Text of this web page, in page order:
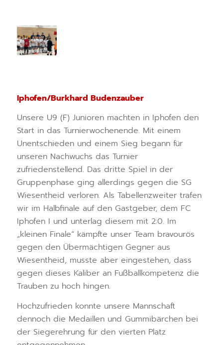
Iphofen/Burkhard Budenzauber
Unsere U9 (F) Junioren machten in Iphofen den
Start in das Turnierwochenende. Mit einem
Unentschieden und einem Sieg begann für
unseren Nachwuchs das Turnier
zufriedenstellend. Das dritte Spiel in der
Gruppenphase ging allerdings gegen die SG
Wiesentheid verloren. Als Tabellenzweiter trafen
wir im Halbfinale auf den Gastgeber, dem FC
Iphofen I und unterlag diesem mit 2:0. Im
„kleinen Finale“ kämpfte unser Team bravourös
gegen den Übermächtigen Gegner aus
Wiesentheid, musste aber eingestehen, dass
gegen dieses Kaliber an Fußballkompetenz die
Trauben zu hoch hingen.
Hochzufrieden konnte unsere Mannschaft
dennoch die Medaillen und Gummibärchen bei
der Siegerehrung für den vierten Platz